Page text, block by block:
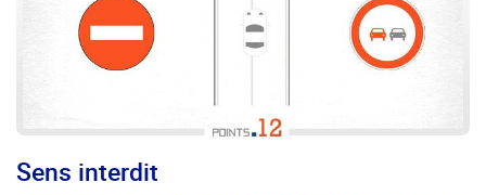
Sens interdit